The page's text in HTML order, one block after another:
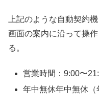
上記のような自動契約
画面の案内に沿って操
る。
営業時間：9:00〜
年中無休年中無休（